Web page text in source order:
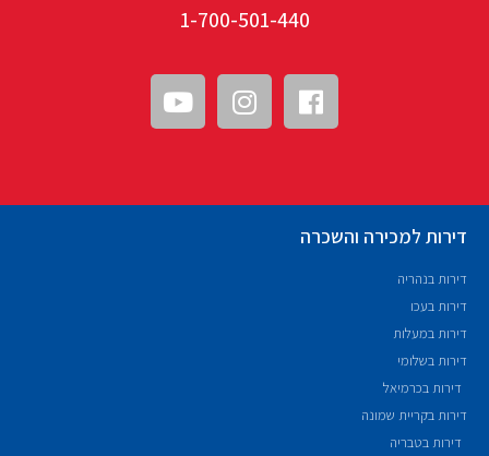
1-700-501-440
דירות למכירה והשכרה
דירות בנהריה
דירות בעכו
דירות במעלות
דירות בשלומי
דירות בכרמיאל
דירות בקריית שמונה
דירות בטבריה